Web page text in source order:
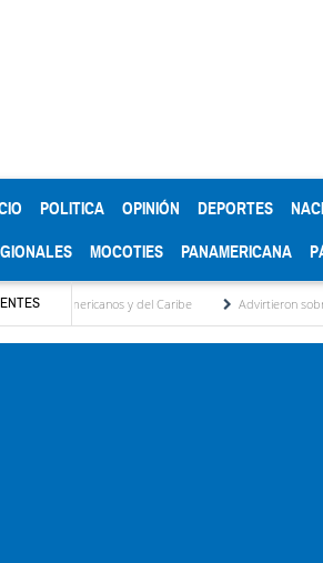
(CURRENT)
POLITICA OPINIÓN DEPORTES
MOCOTIES PANAMERICANA
y del Caribe Advirtieron sobre daños en